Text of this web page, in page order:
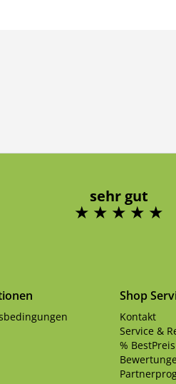
sehr gut
Shop
Kontakt
Service &
%